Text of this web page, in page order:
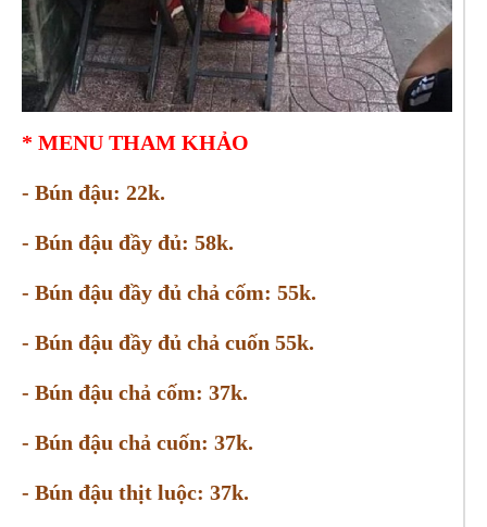
* MENU THAM KHẢO
- Bún đậu: 22k.
- Bún đậu đầy đủ: 58k.
- Bún đậu đầy đủ chả cốm: 55k.
- Bún đậu đầy đủ chả cuốn 55k.
- Bún đậu chả cốm: 37k.
- Bún đậu chả cuốn: 37k.
- Bún đậu thịt luộc: 37k.